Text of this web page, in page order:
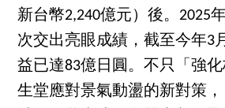
新台幣2,240億元）後。2025
次交出亮眼成績，截至今年3
益已達83億日圓。不只「強
生堂應對景氣動盪的新對策